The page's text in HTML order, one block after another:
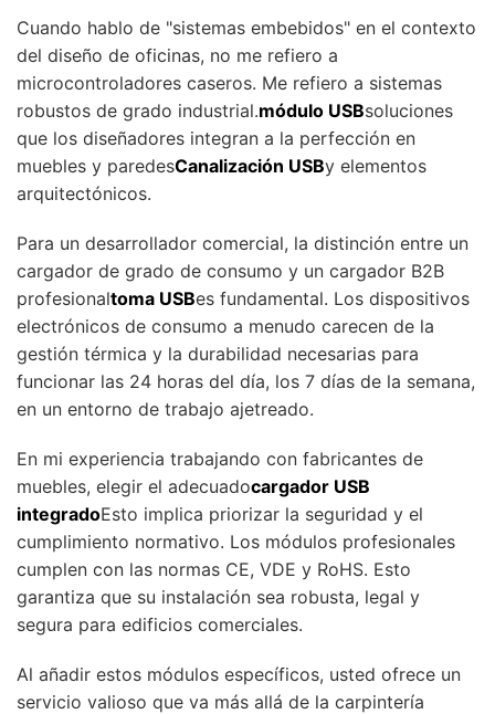
Cuando hablo de "sistemas embebidos" en el contexto
del diseño de oficinas, no me refiero a
microcontroladores caseros. Me refiero a sistemas
robustos de grado industrial.módulo USBsoluciones
que los diseñadores integran a la perfección en
muebles y paredesCanalización USBy elementos
arquitectónicos.
Para un desarrollador comercial, la distinción entre un
cargador de grado de consumo y un cargador B2B
profesionaltoma USBes fundamental. Los dispositivos
electrónicos de consumo a menudo carecen de la
gestión térmica y la durabilidad necesarias para
funcionar las 24 horas del día, los 7 días de la semana,
en un entorno de trabajo ajetreado.
En mi experiencia trabajando con fabricantes de
muebles, elegir el adecuadocargador USB
integradoEsto implica priorizar la seguridad y el
cumplimiento normativo. Los módulos profesionales
cumplen con las normas CE, VDE y RoHS. Esto
garantiza que su instalación sea robusta, legal y
segura para edificios comerciales.
Al añadir estos módulos específicos, usted ofrece un
servicio valioso que va más allá de la carpintería